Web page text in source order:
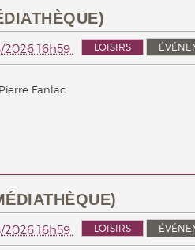
2026 16h59 LOISIRS
Fanlac
2026 16h59 LOISIRS